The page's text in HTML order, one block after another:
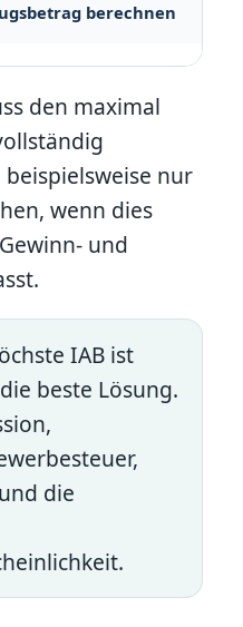
berechnen
den maximal
nur
wenn dies
und
IAB ist
beste Lösung.
die